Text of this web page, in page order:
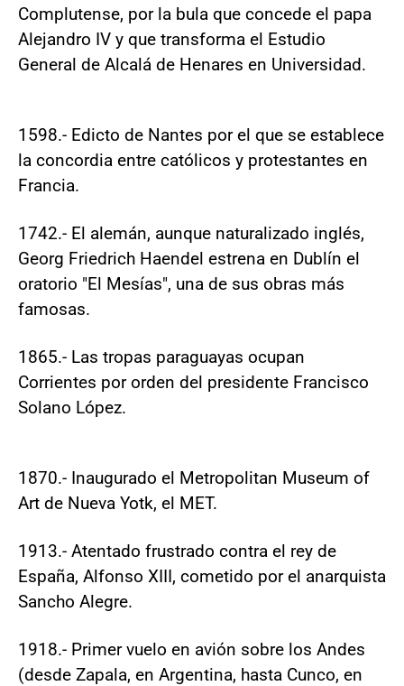
Complutense, por la bula que concede el papa
Alejandro IV y que transforma el Estudio
General de Alcalá de Henares en Universidad.
1598.- Edicto de Nantes por el que se establece
la concordia entre católicos y protestantes en
Francia.
1742.- El alemán, aunque naturalizado inglés,
Georg Friedrich Haendel estrena en Dublín el
oratorio "El Mesías", una de sus obras más
famosas.
1865.- Las tropas paraguayas ocupan
Corrientes por orden del presidente Francisco
Solano López.
1870.- Inaugurado el Metropolitan Museum of
Art de Nueva Yotk, el MET.
1913.- Atentado frustrado contra el rey de
España, Alfonso XIII, cometido por el anarquista
Sancho Alegre.
1918.- Primer vuelo en avión sobre los Andes
(desde Zapala, en Argentina, hasta Cunco, en